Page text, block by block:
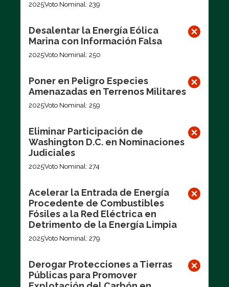
2025Voto Nominal: 239
Desalentar la Energía Eólica
Marina con Información Falsa
2025Voto Nominal: 250
Poner en Peligro Especies
Amenazadas en Terrenos Militares
2025Voto Nominal: 259
Eliminar Participación de
Washington D.C. en Nominaciones
Judiciales
2025Voto Nominal: 274
Acelerar la Entrada de Energía
Procedente de Combustibles
Fósiles a la Red Eléctrica en
Detrimento de la Energía Limpia
2025Voto Nominal: 279
Derogar Protecciones a Tierras
Públicas para Promover